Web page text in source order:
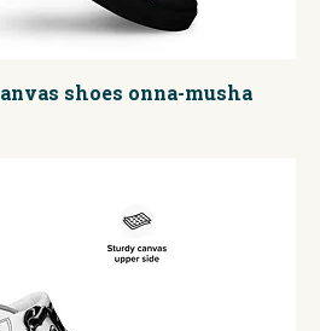
shoes onna-musha